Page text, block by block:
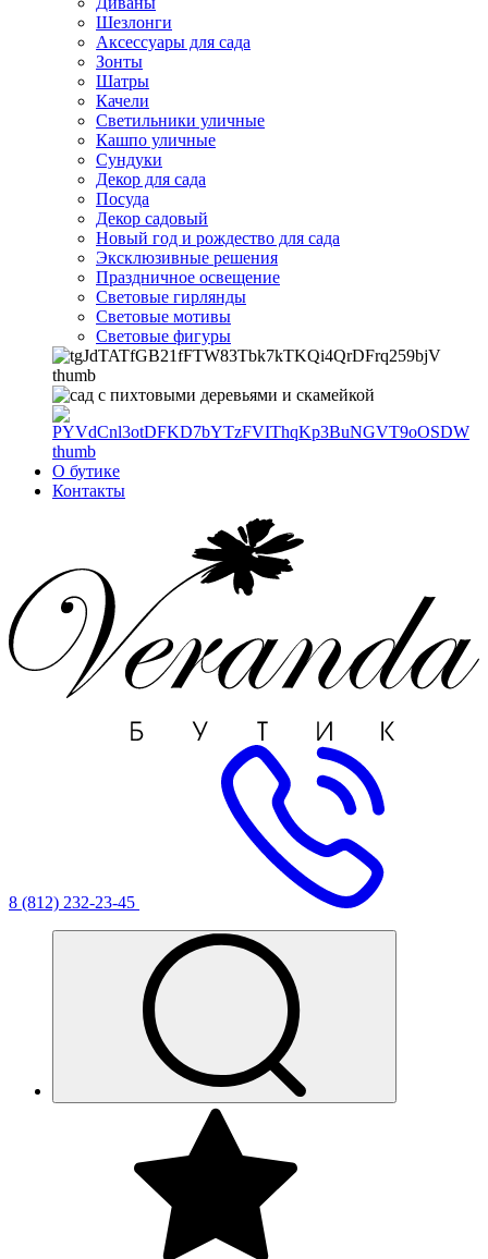
Шезлонги
Аксессуары для сада
Зонты
Шатры
Качели
Cветильники уличные
Кашпо уличные
Сундуки
Декор для сада
Посуда
Декор садовый
Новый год и рождество для сада
Эксклюзивные решения
Праздничное освещение
Световые гирлянды
Световые мотивы
Световые фигуры
О бутике
Контакты
8 (812) 232-23-45